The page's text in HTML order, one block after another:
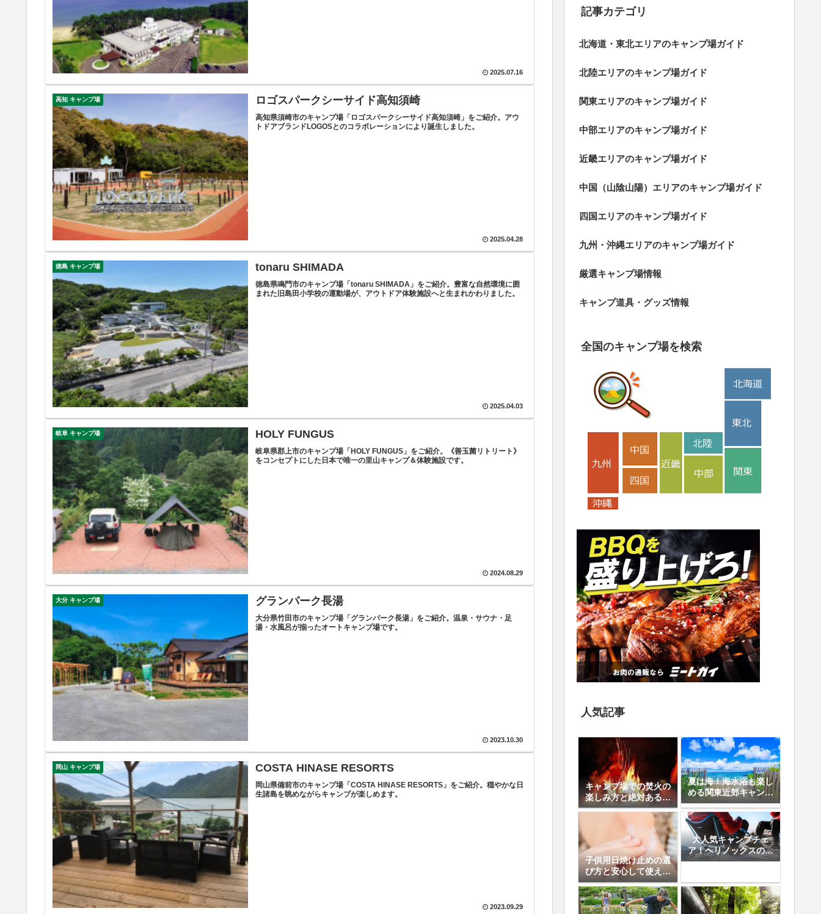
2025.07.16
高知 キャンプ場 ロゴスパークシーサイド高知須崎
高知県須崎市のキャンプ場「ロゴスパークシーサイド高知須崎」をご紹介。アウ
トドアブランドLOGOSとのコラボレーションにより誕生しました。
2025.04.28
徳島 キャンプ場 tonaru SHIMADA
徳島県鳴門市のキャンプ場「tonaru SHIMADA」をご紹介。豊富な自然環境に囲
まれた旧島田小学校の運動場が、アウトドア体験施設へと生まれかわりました。
2025.04.03
岐阜 キャンプ場 HOLY FUNGUS
岐阜県郡上市のキャンプ場「HOLY FUNGUS」をご紹介。《善玉菌リトリート》
をコンセプトにした日本で唯一の里山キャンプ＆体験施設です。
2024.08.29
大分 キャンプ場 グランパーク長湯
大分県竹田市のキャンプ場「グランパーク長湯」をご紹介。温泉・サウナ・足
湯・水風呂が揃ったオートキャンプ場です。
2023.10.30
岡山 キャンプ場 COSTA HINASE RESORTS
岡山県備前市のキャンプ場「COSTA HINASE RESORTS」をご紹介。穏やかな日
生諸島を眺めながらキャンプが楽しめます。
2023.09.29
記事カテゴリ
北海道・東北エリアのキャンプ場ガイド
北陸エリアのキャンプ場ガイド
関東エリアのキャンプ場ガイド
中部エリアのキャンプ場ガイド
近畿エリアのキャンプ場ガイド
中国（山陰山陽）エリアのキャンプ場ガイド
四国エリアのキャンプ場ガイド
九州・沖縄エリアのキャンプ場ガイド
厳選キャンプ場情報
キャンプ道具・グッズ情報
全国のキャンプ場を検索
人気記事
キャンプ場での焚火の
楽しみ方と絶対あると
便利なアイテム8選
夏は海！海水浴も楽し
める関東近郊キャンプ
場10選
子供用日焼け止めの選
び方と安心して使える
日焼け止め5選
大人気キャンプチェ
ア！ヘリノックスの魅
力と人気の5モデル徹